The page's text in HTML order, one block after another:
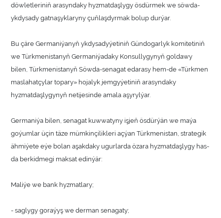
döwletleriniň arasyndaky hyzmatdaşlygy ösdürmek we söwda-
ykdysady gatnaşyklaryny çuňlaşdyrmak bolup durýar.
Bu çäre Germaniýanyň ykdysadyýetiniň Gündogarlyk komitetiniň
we Türkmenistanyň Germaniýadaky Konsullygynyň goldawy
bilen, Türkmenistanyň Söwda-senagat edarasy hem-de «Türkmen
maslahatçylar topary» hojalyk jemgyýetiniň arasyndaky
hyzmatdaşlygynyň netijesinde amala aşyrylýar.
Germaniýa bilen, senagat kuwwatyny işjeň ösdürýän we maýa
goýumlar üçin täze mümkinçilikleri açýan Türkmenistan, strategik
ähmiýete eýe bolan aşakdaky ugurlarda özara hyzmatdaşlygy has-
da berkidmegi maksat edinýär:
Maliýe we bank hyzmatlary;
- saglygy goraýyş we derman senagaty;